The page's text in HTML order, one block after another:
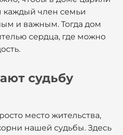
каждый член семьи
и важным. Тогда дом
сердца, где можно
судьбу
место жительства,
нашей судьбы. Здесь